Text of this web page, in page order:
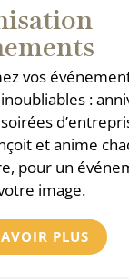
vos
:
et anime
pour un
image.
PLUS